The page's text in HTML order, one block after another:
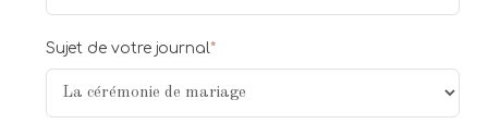
Sujet de votre journal*